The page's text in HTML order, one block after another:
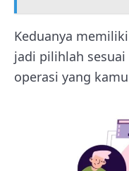
Keduanya
jadi pilihlah
operasi yang